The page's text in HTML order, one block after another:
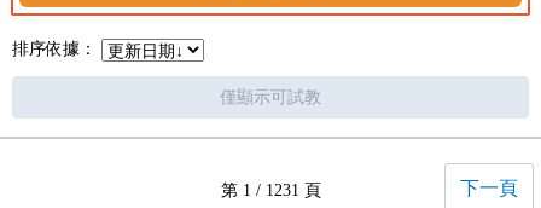
排序依據：
僅顯示可試教
第 1 / 1231 頁 下一頁